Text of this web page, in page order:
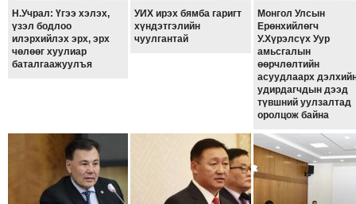
Н.Учрал: Үгээ хэлэх,
үзэл бодлоо
илэрхийлэх эрх, эрх
чөлөөг хуулиар
баталгаажуулъя
УИХ ирэх бямба гаригт
хүндэтгэлийн
чуулгантай
Монгол Улсын
Ерөнхийлөгч
У.Хүрэлсүх Уур
амьсгалын
өөрчлөлтийн
асуудлаарх
удирдагчдын дээд
түвшний уулзалтад
оролцож байна